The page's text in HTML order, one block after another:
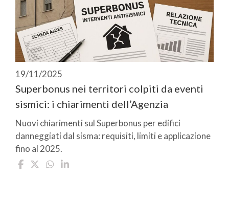
19/11/2025
Superbonus nei territori colpiti da eventi
sismici: i chiarimenti dell’Agenzia
Nuovi chiarimenti sul Superbonus per edifici
danneggiati dal sisma: requisiti, limiti e applicazione
fino al 2025.